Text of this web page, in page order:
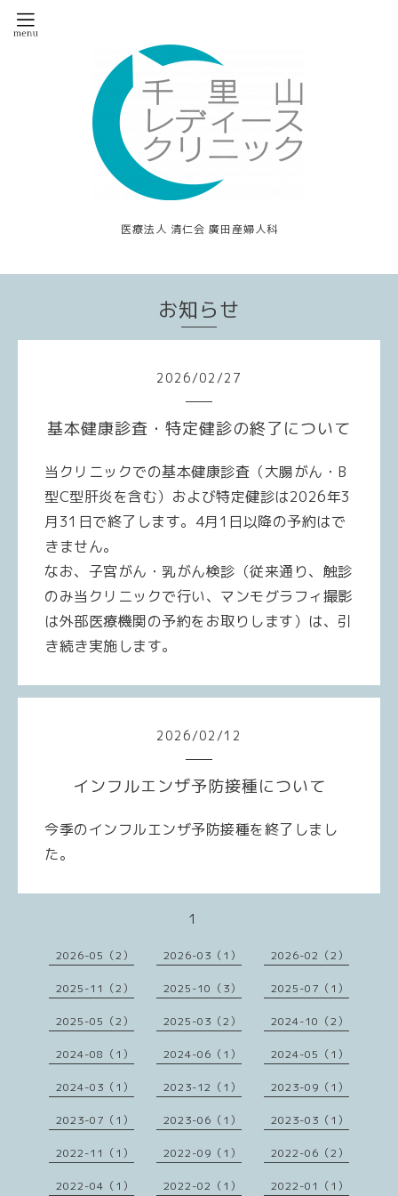
医療法人 清仁会 廣田産婦人科
お知らせ
2026/02 /27
基本健康診査・特定健診の終了について
当クリニックでの基本健康診査（大腸がん・B
型C型肝炎を含む）および特定健診は2026年3
月31日で終了します。4月1日以降の予約はで
きません。
なお、子宮がん・乳がん検診（従来通り、触診
のみ当クリニックで行い、マンモグラフィ撮影
は外部医療機関の予約をお取りします）は、引
き続き実施します。
2026/02 /12
インフルエンザ予防接種について
今季のインフルエンザ予防接種を終了しまし
た。
1
2026-05（2） 2026-03（1） 2026-02（2）
2025-11（2） 2025-10（3） 2025-07（1）
2025-05（2） 2025-03（2） 2024-10（2）
2024-08（1） 2024-06（1） 2024-05（1）
2024-03（1） 2023-12（1） 2023-09（1）
2023-07（1） 2023-06（1） 2023-03（1）
2022-11（1） 2022-09（1） 2022-06（2）
2022-04（1） 2022-02（1） 2022-01（1）